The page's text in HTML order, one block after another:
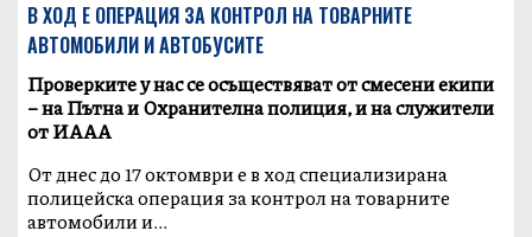
В ХОД Е ОПЕРАЦИЯ ЗА КОНТРОЛ НА ТОВАРНИТЕ
АВТОМОБИЛИ И АВТОБУСИТЕ
Проверките у нас се осъществяват от смесени екипи
– на Пътна и Охранителна полиция, и на служители
от ИААА
От днес до 17 октомври е в ход специализирана
полицейска операция за контрол на товарните
автомобили и...